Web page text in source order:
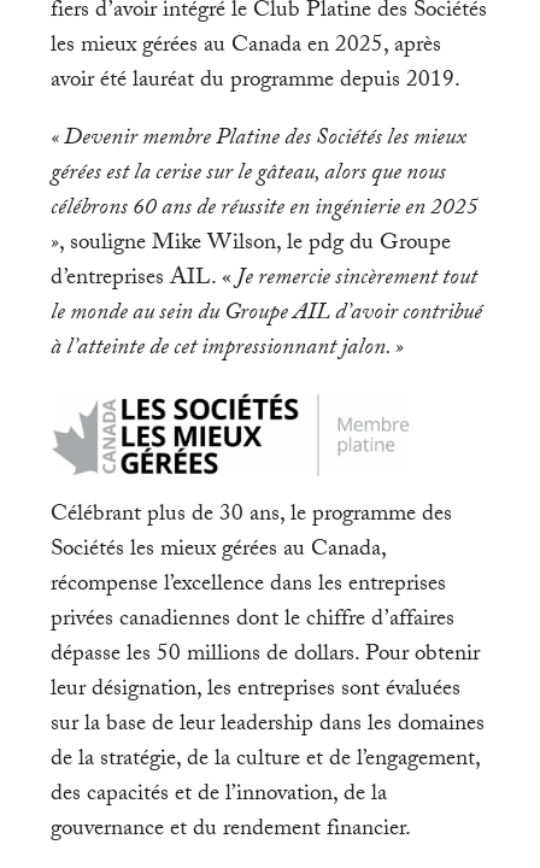
fiers d’avoir intégré le Club Platine des Sociétés
les mieux gérées au Canada en 2025, après
avoir été lauréat du programme depuis 2019.
« Devenir membre Platine des Sociétés les mieux
gérées est la cerise sur le gâteau, alors que nous
célébrons 60 ans de réussite en ingénierie en 2025
», souligne Mike Wilson, le pdg du Groupe
d’entreprises AIL. «Je remercie sincèrement tout
le monde au sein du Groupe AIL d’avoir contribué
à l’atteinte de cet impressionnant jalon. »
Célébrant plus de 30 ans, le programme des
Sociétés les mieux gérées au Canada,
récompense l’excellence dans les entreprises
privées canadiennes dont le chiffre d’affaires
dépasse les 50 millions de dollars. Pour obtenir
leur désignation, les entreprises sont évaluées
sur la base de leur leadership dans les domaines
de la stratégie, de la culture et de l’engagement,
des capacités et de l’innovation, de la
gouvernance et du rendement financier.